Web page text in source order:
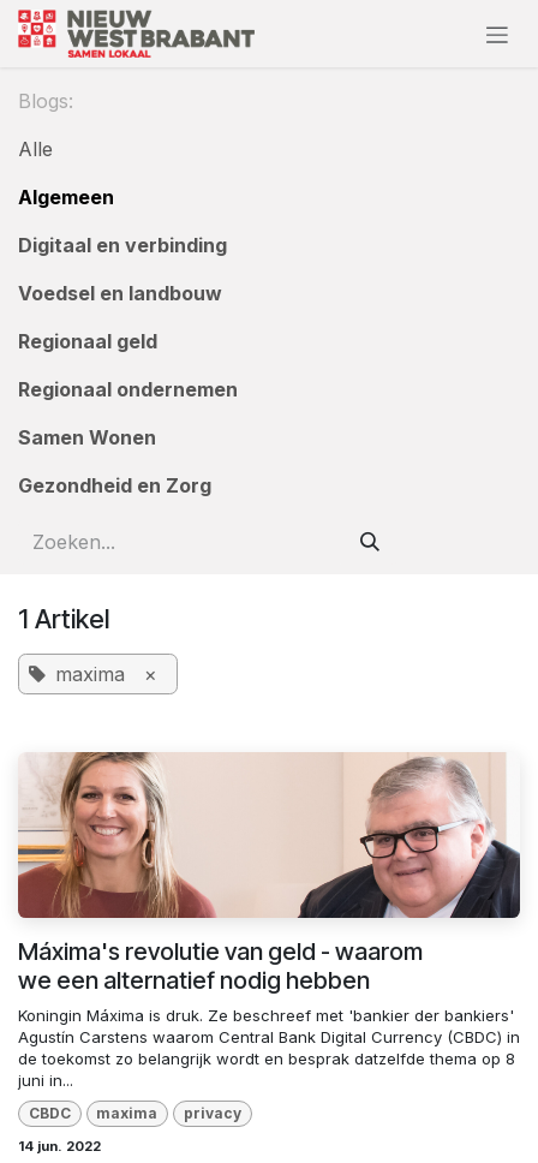
Overslaan naar inhoud
Blogs:
Alle
Algemeen
Digitaal en verbinding
Voedsel en landbouw
Regionaal geld
Regionaal ondernemen
Samen Wonen
Gezondheid en Zorg
1 Artikel
maxima ×
Máxima's revolutie van geld - waarom
we een alternatief nodig hebben
Koningin Máxima is druk. Ze beschreef met 'bankier der bankiers'
Agustín Carstens waarom Central Bank Digital Currency (CBDC) in
de toekomst zo belangrijk wordt en besprak datzelfde thema op 8
juni in...
CBDC maxima privacy
14 jun. 2022